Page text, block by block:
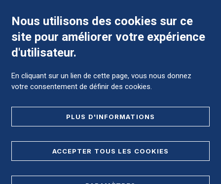
Comment préparer mon hospitalisation ?
Nous utilisons des cookies sur ce
site pour améliorer votre expérience
d'utilisateur.
En cliquant sur un lien de cette page, vous nous donnez
votre consentement de définir des cookies.
PLUS D'INFORMATIONS
ACCEPTER TOUS LES COOKIES